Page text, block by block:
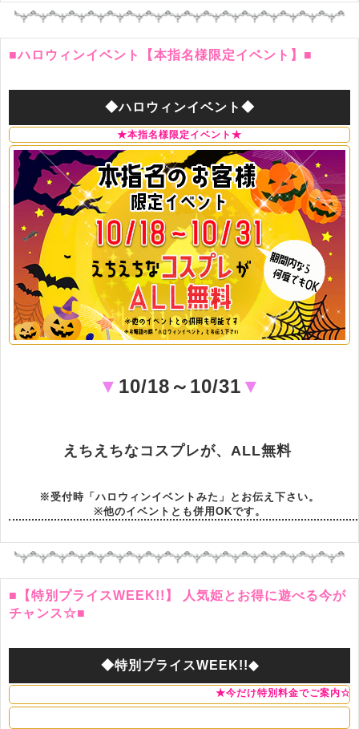
■ハロウィンイベント【本指名様限定イベント】■
◆ハロウィンイベント◆
★本指名様限定イベント★
▼ 10/18～10/31 ▼
えちえちなコスプレが、ALL無料
※受付時「 ハロウィンイベントみた 」とお伝え下さい。
※他のイベントとも併用OKです。
■【特別プライスWEEK!!】 人気姫とお得に遊べる今が
チャンス☆■
◆特別プライスWEEK!!◆
★今だけ特別料金でご案内☆★